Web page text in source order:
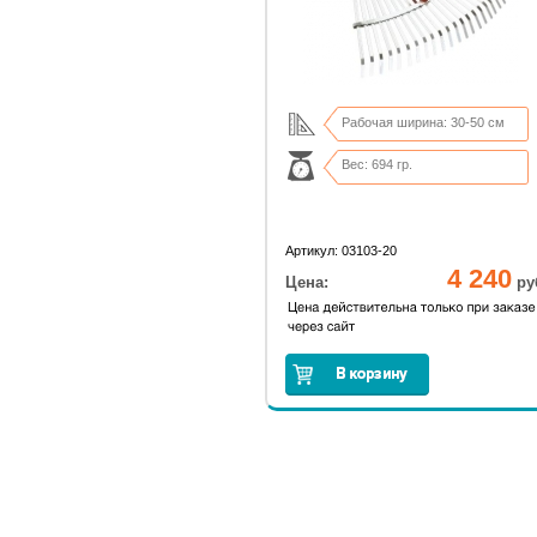
Рабочая ширина: 30-50 см
Вес: 694 гр.
Артикул: 03103-20
Цена: 4 240